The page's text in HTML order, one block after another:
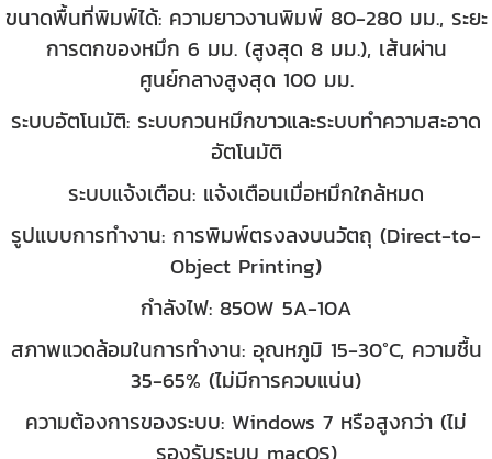
ขนาดพื้นที่พิมพ์ได้: ความยาวงานพิมพ์ 80-280 มม., ระยะ
การตกของหมึก 6 มม. (สูงสุด 8 มม.), เส้นผ่าน
ศูนย์กลางสูงสุด 100 มม.
ระบบอัตโนมัติ: ระบบกวนหมึกขาวและระบบทำความสะอาด
อัตโนมัติ
ระบบแจ้งเตือน: แจ้งเตือนเมื่อหมึกใกล้หมด
รูปแบบการทำงาน: การพิมพ์ตรงลงบนวัตถุ (Direct-to-
Object Printing)
กำลังไฟ: 850W 5A-10A
สภาพแวดล้อมในการทำงาน: อุณหภูมิ 15-30°C, ความชื้น
35-65% (ไม่มีการควบแน่น)
ความต้องการของระบบ: Windows 7 หรือสูงกว่า (ไม่
รองรับระบบ macOS)